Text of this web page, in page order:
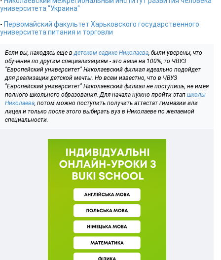
университета "Украина"
- Первомайский факультет Харьковского государственного
университета питания и торговли
Если вы, находясь еще в детском садике Николаева , были уверены, что
обучение по другим специализациям - это ваше на 100%, то ЧВУЗ
"Европейский университет" Николаевский филиал идеально подойдет
для реализации детской мечты. Но всем известно, что в ЧВУЗ
"Европейский университет" Николаевский филиал не поступишь, не имея
полного школьного образования. Для начала нужно пройти этап школы
Николаева , потом можно поступить получить аттестат гимназии или
лицея и только после этого выбирать вуз в Николаеве по желаемой
специальности.